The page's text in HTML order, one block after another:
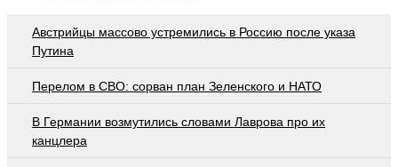
Австрийцы массово устремились в Россию после указа
Путина
Перелом в СВО: сорван план Зеленского и НАТО
В Германии возмутились словами Лаврова про их
канцлера